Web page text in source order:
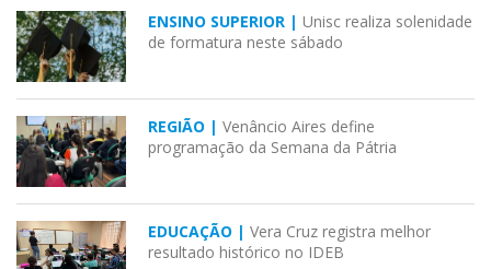
ENSINO SUPERIOR | Unisc realiza solenidade
de formatura neste sábado
REGIÃO | Venâncio Aires define
programação da Semana da Pátria
EDUCAÇÃO | Vera Cruz registra melhor
resultado histórico no IDEB